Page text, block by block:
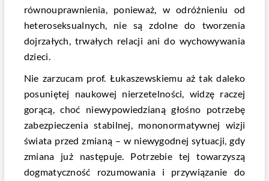
równouprawnienia, ponieważ, w odróżnieniu od
heteroseksualnych, nie są zdolne do tworzenia
dojrzałych, trwałych relacji ani do wychowywania
dzieci.
Nie zarzucam prof. Łukaszewskiemu aż tak daleko
posuniętej naukowej nierzetelności, widzę raczej
gorącą, choć niewypowiedzianą głośno potrzebę
zabezpieczenia stabilnej, mononormatywnej wizji
świata przed zmianą – w niewygodnej sytuacji, gdy
zmiana już następuje. Potrzebie tej towarzyszą
dogmatyczność rozumowania i przywiązanie do